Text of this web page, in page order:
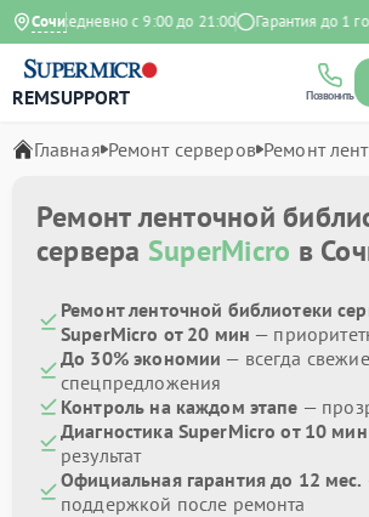
Сочи
Ежедневно с 9:00 до 21:00 Гарантия до 1 года
REMSUPPORT Позвонить
Главная Ремонт серверов Ремонт
Ремонт ленточной
сервера SuperMicro в
Ремонт ленточной библиотеки
SuperMicro от 20 мин —
До 30% экономии — всегда
спецпредложения
Контроль на каждом этапе —
Диагностика SuperMicro от 10 мин
результат
Официальная гарантия до 12 мес.
поддержкой после ремонта